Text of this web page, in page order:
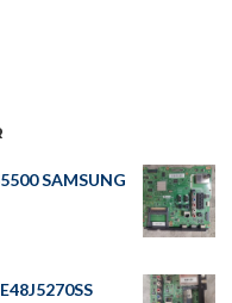
SAMSUNG